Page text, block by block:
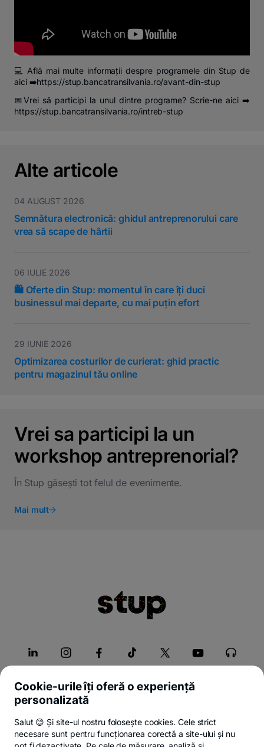
💻 Află mai multe informații despre programele din Stup de
aici ➡️https://stup.bancatransilvania.ro/avant-din-stup
📅Vrei să participi la unul dintre programe? Scrie-ne aici ➡️
https://stup.bancatransilvania.ro/intreb-stup
Alte articole
04 AUGUST 2026
Semnătura electronică: ghidul antreprenorului care
vrea să scape de hârtii
06 IULIE 2026
🛍️ Oferte din Stup: momentul în care îți duci
businessul mai departe, cu mai puțin efort
29 IUNIE 2026
Optimizarea costurilor de curierat: ghid practic
pentru magazinul tău online
Vrei sa participi la un
workshop antreprenorial?
În Stup găsești tot felul de evenimente.
Mai mult
Despre Stup
Servicii
Cookie-urile îți oferă o experiență
personalizată
Salut 😊 Și site-ul nostru folosește cookies. Cele strict
necesare sunt pentru funcționarea corectă a site-ului și nu